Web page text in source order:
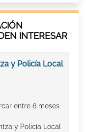
INTERESAR
y Policía Local
entre 6 meses
y Policía Local